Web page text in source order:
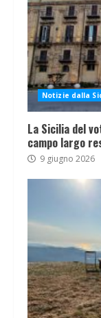
Notizie dalla
La Sicilia del
campo largo
9 giugno 2026